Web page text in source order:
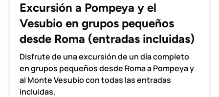
pequeños
desde
Roma
(entradas
incluidas)
Excursión a Pompeya y el
Vesubio en grupos pequeños
desde Roma (entradas incluidas)
Disfrute de una excursión de un día completo
en grupos pequeños desde Roma a Pompeya y
al Monte Vesubio con todas las entradas
incluidas.